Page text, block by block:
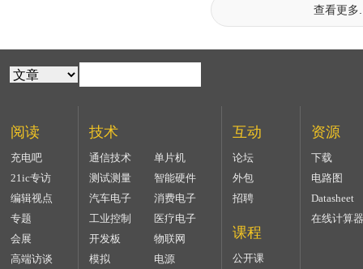
查看更多
阅读
充电吧
21ic专访
编辑视点
专题
会展
高端访谈
技术
通信技术
单片机
测试测量
智能硬件
汽车电子
消费电子
工业控制
医疗电子
开发板
物联网
模拟
电源
互动
论坛
外包
招聘
课程
公开课
资源
下载
电路图
Datasheet
在线计算器